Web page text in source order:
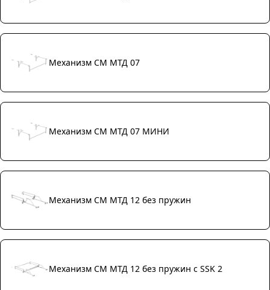
Механизм СМ МТД 07
Механизм СМ МТД 07 МИНИ
Механизм СМ МТД 12 без пружин
Механизм СМ МТД 12 без пружин с SSK 2